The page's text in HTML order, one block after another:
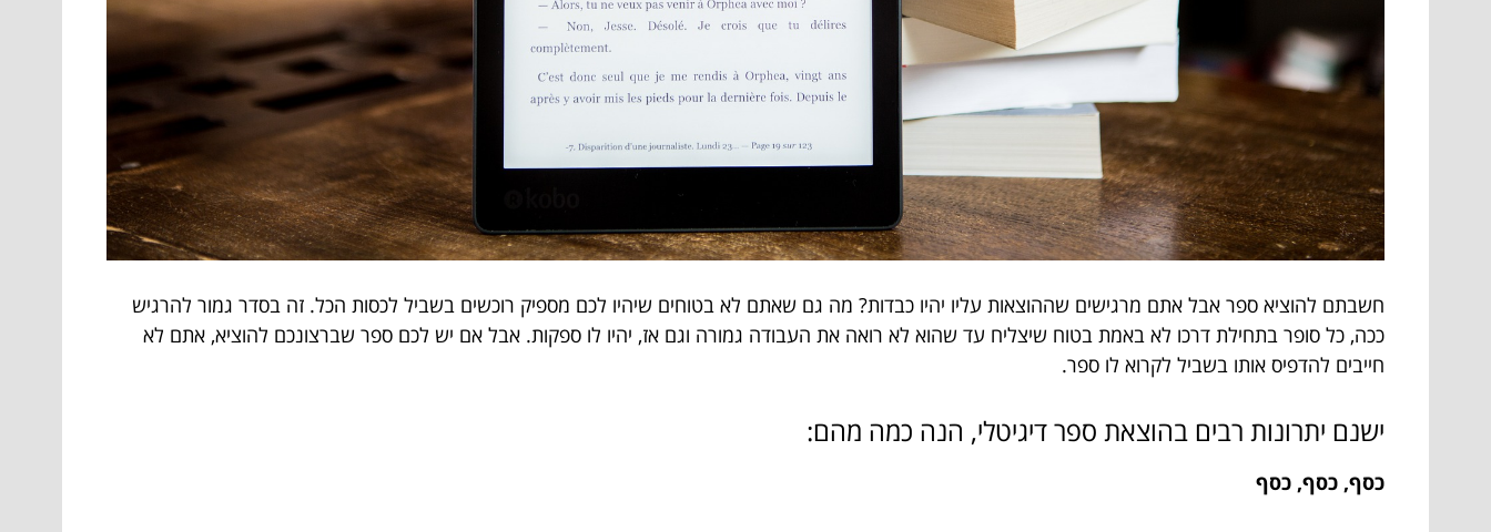
חשבתם להוציא ספר אבל אתם מרגישים שההוצאות עליו יהיו כבדות? מה גם שאתם לא בטוחים שיהיו לכם מספיק רוכשים בשביל לכסות הכל. זה בסדר גמור להרגיש
ככה, כל סופר בתחילת דרכו לא באמת בטוח שיצליח עד שהוא לא רואה את העבודה גמורה וגם אז, יהיו לו ספקות. אבל אם יש לכם ספר שברצונכם להוציא, אתם לא
חייבים להדפיס אותו בשביל לקרוא לו ספר.
ישנם יתרונות רבים בהוצאת ספר דיגיטלי, הנה כמה מהם:
כסף, כסף, כסף